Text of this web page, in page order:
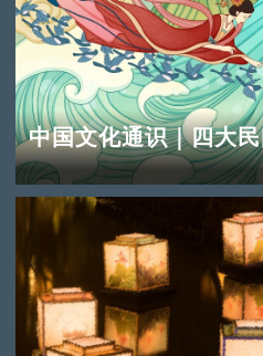
中国文化通识｜四大